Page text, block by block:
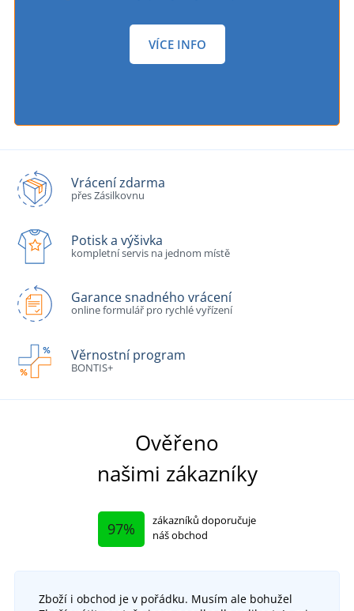
VÍCE INFO
Vrácení zdarma
přes Zásilkovnu
Potisk a výšivka
kompletní servis na jednom místě
Garance snadného vrácení
online formulář pro rychlé vyřízení
Věrnostní program
BONTIS+
Ověřeno
našimi zákazníky
97%
zákazníků doporučuje
náš obchod
Zboží i obchod je v pořádku. Musím ale bohužel